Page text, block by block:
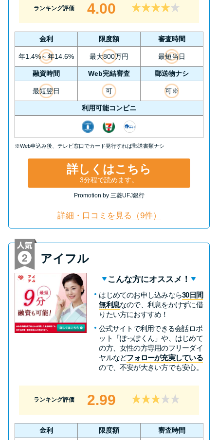
今月の家賃払えない…2ヵ月目に
は解決しないと危険な理由と対
処法3つ
家賃払えないが強制退去は避け
たい…市役所に相談より賢い方
街金とは？絶対審査通る？借金
に悩む人へ街金をおすすめしな
い理由
質屋でお金を借りるには？年利
やシステムをカードローンと比
る？
学生がお金を借りる方法は？親
へのバレにくさや将来への影響
を解説
ソフト闇金とは？悪質な手口に
は要注意！
てはいけない理由と借りた場合
の対処法
ランキング評価 4.00
金利 限度額 審査時間
年1.4%～年14.6% 最大800万円 最短当日
融資時間 Web完結審査 郵送物ナシ
最短翌日 可 可※
利用可能コンビニ
※Web申込み後、テレビ窓口でカード発行すれば郵送書類ナシ
詳しくはこちら
3分程で読めます。
Promotion by 三菱UFJ銀行
詳細・口コミを見る（9件）
アイフル
こんな方にオススメ！
はじめてのお申し込みなら30日間
無利息なので、利息をかけずに借
りたい方におすすめ！
公式サイトで利用できる会話ロボ
ット「ぽっぽくん」や、はじめて
の方、女性の方専用のフリーダイ
ヤルなどフォローが充実している
ので、不安が大きい方でも安心。
ランキング評価 2.99
金利 限度額 審査時間